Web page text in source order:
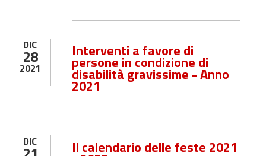
DIC
28
2021
Interventi a favore di
persone in condizione di
disabilità gravissime - Anno
2021
DIC Il calendario delle feste 2021